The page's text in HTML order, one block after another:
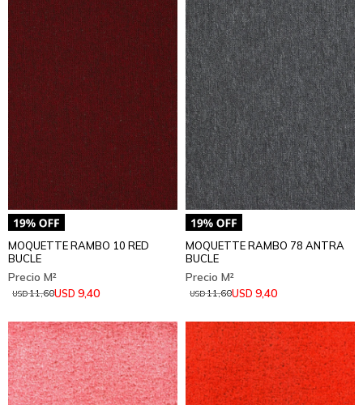
MOQUETTE RAMBO 10 RED
BUCLE
USD 9,40
USD11,60
MOQUETTE RAMBO 78 ANTRA
BUCLE
USD 9,40
USD11,60